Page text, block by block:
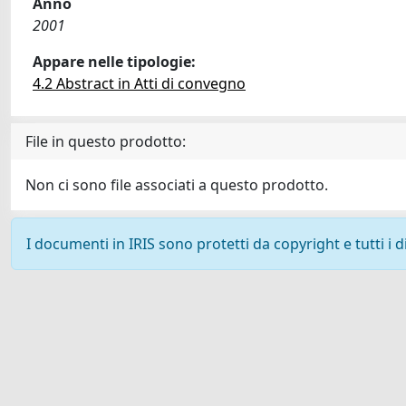
2001
Appare nelle tipologie:
4.2 Abstract in Atti di convegno
File in questo prodotto:
Non ci sono file associati a questo prodotto.
I documenti in IRIS sono protetti da copyright e tutti i